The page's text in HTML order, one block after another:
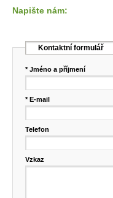
Napište nám:
Kontaktní formulář
* Jméno a příjmení
* E-mail
Telefon
Vzkaz